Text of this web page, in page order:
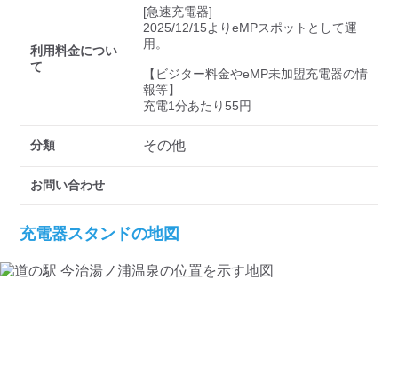
検索する
利用料金につい
て
[急速充電器]
2025/12/15よりeMPスポットとして運
用。
【ビジター料金やeMP未加盟充電器の情
報等】
充電1分あたり55円
分類 その他
お問い合わせ
充電器スタンドの地図